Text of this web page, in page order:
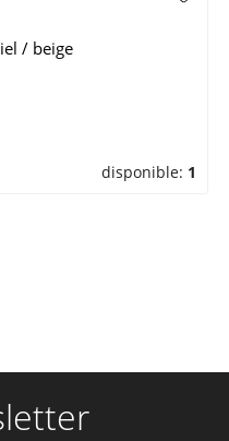
/ beige
disponible: 1